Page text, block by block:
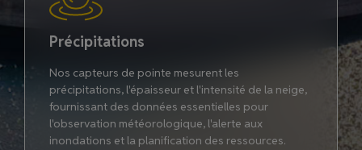
Précipitations
Nos capteurs de pointe mesurent les
précipitations, l'épaisseur et l'intensité de la neige,
fournissant des données essentielles pour
l'observation météorologique, l'alerte aux
inondations et la planification des ressources.